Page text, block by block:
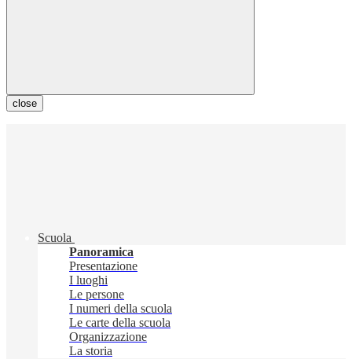
close
Scuola
Panoramica
Presentazione
I luoghi
Le persone
I numeri della scuola
Le carte della scuola
Organizzazione
La storia